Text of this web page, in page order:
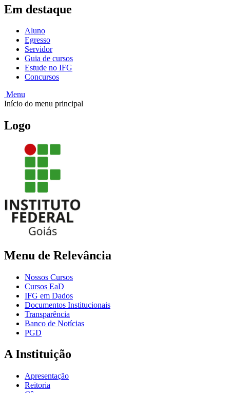
Em destaque
Aluno
Egresso
Servidor
Guia de cursos
Estude no IFG
Concursos
Menu
Início do menu principal
Logo
Menu de Relevância
Nossos Cursos
Cursos EaD
IFG em Dados
Documentos Institucionais
Transparência
Banco de Notícias
PGD
A Instituição
Apresentação
Reitoria